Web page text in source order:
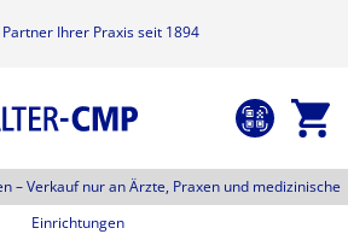
Partner Ihrer Praxis seit 1894
–Verkauf nur an Ärzte, Praxen und medizinische
Einrichtungen